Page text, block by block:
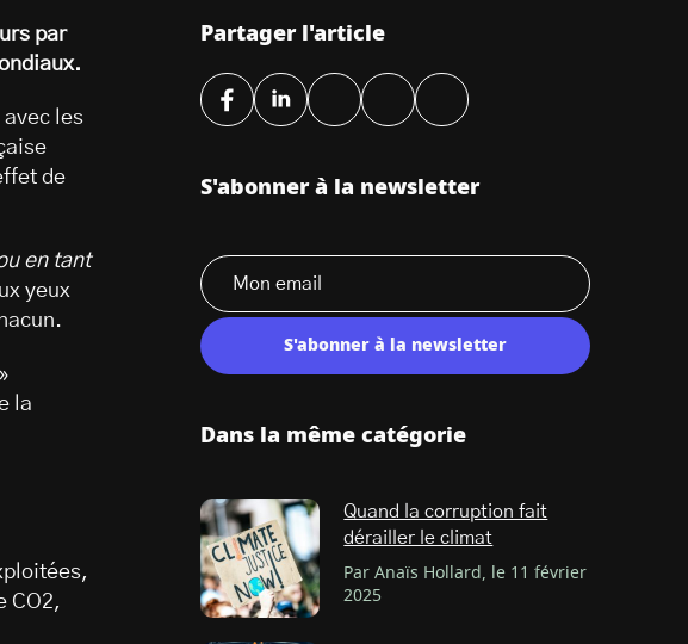
par
les
de
en tant
yeux
la
CO2,
Partager l'article
S'abonner à la newsletter
S'abonner à la newsletter
Dans la même catégorie
Quand la corruption fait
dérailler le climat
Par Anaïs Hollard, le 11 février
2025